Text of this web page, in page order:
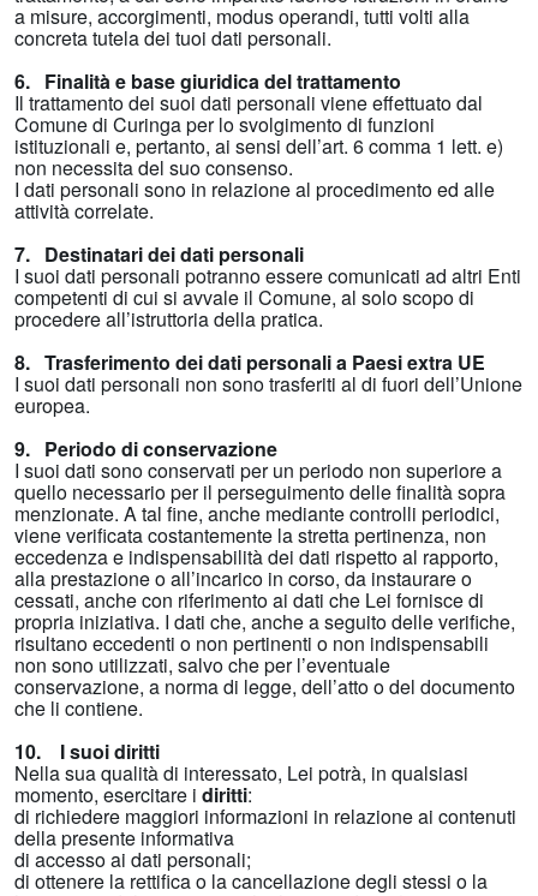
a misure, accorgimenti, modus operandi, tutti volti alla
concreta tutela dei tuoi dati personali.
6. Finalità e base giuridica del trattamento
Il trattamento dei suoi dati personali viene effettuato dal
Comune di Curinga per lo svolgimento di funzioni
istituzionali e, pertanto, ai sensi dell’art. 6 comma 1 lett. e)
non necessita del suo consenso.
I dati personali sono in relazione al procedimento ed alle
attività correlate.
7. Destinatari dei dati personali
I suoi dati personali potranno essere comunicati ad altri Enti
competenti di cui si avvale il Comune, al solo scopo di
procedere all’istruttoria della pratica.
8. Trasferimento dei dati personali a Paesi extra UE
I suoi dati personali non sono trasferiti al di fuori dell’Unione
europea.
9. Periodo di conservazione
I suoi dati sono conservati per un periodo non superiore a
quello necessario per il perseguimento delle finalità sopra
menzionate. A tal fine, anche mediante controlli periodici,
viene verificata costantemente la stretta pertinenza, non
eccedenza e indispensabilità dei dati rispetto al rapporto,
alla prestazione o all’incarico in corso, da instaurare o
cessati, anche con riferimento ai dati che Lei fornisce di
propria iniziativa. I dati che, anche a seguito delle verifiche,
risultano eccedenti o non pertinenti o non indispensabili
non sono utilizzati, salvo che per l’eventuale
conservazione, a norma di legge, dell’atto o del documento
che li contiene.
10. I suoi diritti
Nella sua qualità di interessato, Lei potrà, in qualsiasi
momento, esercitare i diritti:
di richiedere maggiori informazioni in relazione ai contenuti
della presente informativa
di accesso ai dati personali;
di ottenere la rettifica o la cancellazione degli stessi o la